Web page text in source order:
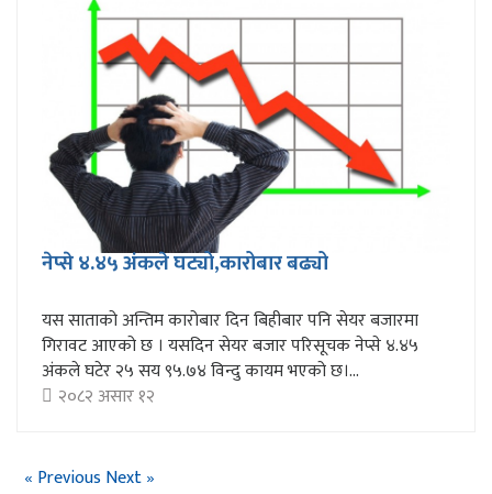
नेप्से ४.४५ अंकले घट्यो,कारोबार बढ्यो
यस साताको अन्तिम कारोबार दिन बिहीबार पनि सेयर बजारमा
गिरावट आएको छ । यसदिन सेयर बजार परिसूचक नेप्से ४.४५
अंकले घटेर २५ सय ९५.७४ विन्दु कायम भएको छ।...
२०८२ असार १२
« Previous Next »